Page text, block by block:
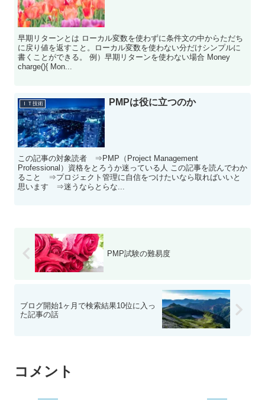
早期リターンとは ローカル変数を使わずに条件文の中からただち
に戻り値を返すこと。ローカル変数を使わない分だけシンプルに
書くことができる。 例）早期リターンを使わない場合 Money
charge(){ Mon...
ＩＴ技術 PMPは役に立つのか
この記事の対象読者 ⇒PMP（Project Management
Professional）資格をとろうか迷っている人 この記事を読んでわか
ること ⇒プロジェクト管理に自信をつけたいなら取ればいいと
思います ⇒迷うならとらな...
PMP試験の難易度
ブログ開始1ヶ月で検索結果10位に入っ
た記事の話
コメント